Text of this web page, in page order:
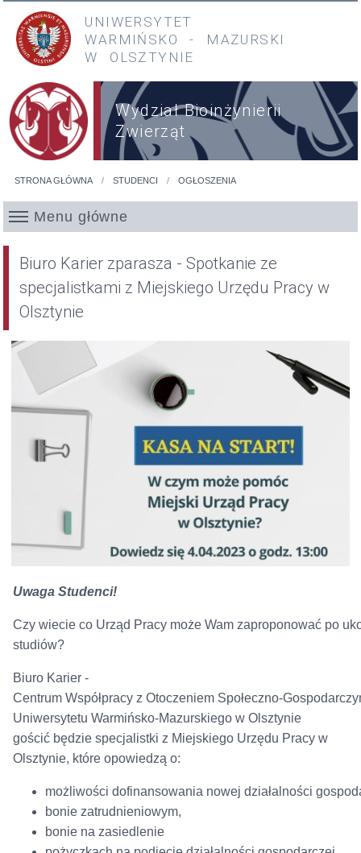
Przejdź do treści
Przejdź do menu głównego
UNIWERSYTET
WARMIŃSKO
- MAZURSKI
W OLSZTYNIE
Wydział Bioinżynierii
Zwierząt
STRONA GŁÓWNA STUDENCI OGŁOSZENIA
Menu główne
Biuro Karier zparasza - Spotkanie ze
specjalistkami z Miejskiego Urzędu Pracy w
Olsztynie
Uwaga Studenci!
Czy wiecie co Urząd Pracy może Wam zaproponować po
studiów?
Biuro Karier-
Centrum Współpracy z Otoczeniem Społeczno-
Uniwersytetu Warmińsko-Mazurskiego w Olsztynie
gościć będzie specjalistki z Miejskiego Urzędu Pracy w
Olsztynie, które opowiedzą o:
możliwości dofinansowania nowej działalności
bonie zatrudnieniowym,
bonie na zasiedlenie